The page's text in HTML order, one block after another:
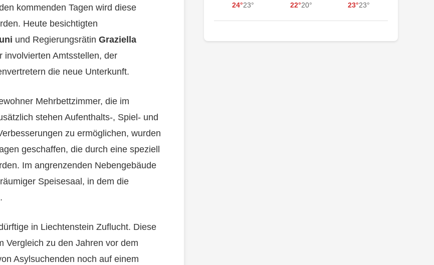
kommenden Tagen wird diese
Heute besichtigten
und Regierungsrätin Graziella
involvierten Amtsstellen, der
die neue Unterkunft.
Mehrbettzimmer, die im
stehen Aufenthalts-, Spiel- und
zu ermöglichen, wurden
geschaffen, die durch eine speziell
Im angrenzenden Nebengebäude
Speisesaal, in dem die
in Liechtenstein Zuflucht. Diese
Vergleich zu den Jahren vor dem
Asylsuchenden noch auf einem
24°23° 22°20° 23°23°